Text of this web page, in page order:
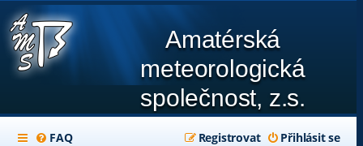
Amatérská
meteorologická
společnost, z.s.
FAQ Přihlásit se
Registrovat